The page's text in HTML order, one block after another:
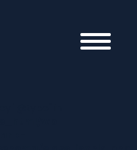
"@type" in
wp-
class-jsonld.php